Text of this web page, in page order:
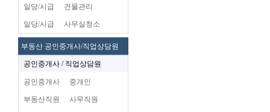
일당/시급 건물관리
일당/시급 사무실청소
부동산 공인중개사/직업상담원
공인중개사 / 직업상담원
공인중개사 중개인
부동산직원 사무직원